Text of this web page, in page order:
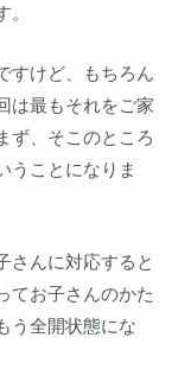
すけど、もちろん
は最もそれをご家
ず、そこのところ
うことになりま
さんに対応すると
てお子さんのかた
う全開状態にな